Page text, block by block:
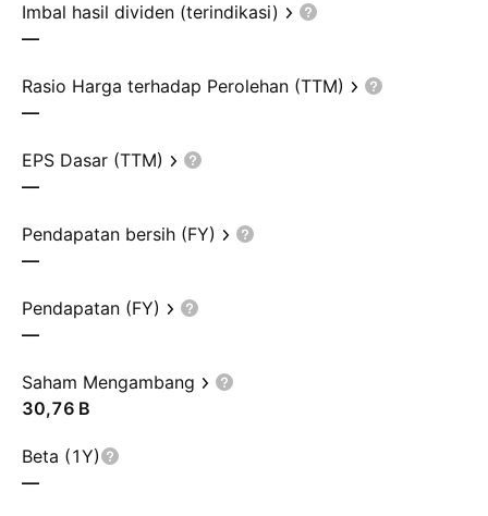
Imbal hasil dividen (terindikasi)
—
Rasio Harga terhadap Perolehan (TTM)
—
EPS Dasar (TTM)
—
Pendapatan bersih (FY)
—
Pendapatan (FY)
—
Saham Mengambang
‪30,76 B‬
Beta (1Y)
—